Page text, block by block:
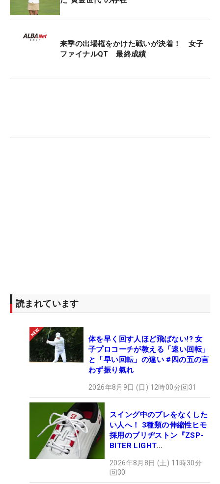
まずな結果となり、3球を入れた女性社員に負ける
けに、怒るかと思いきや「楽しかったです」と満面
の笑み。「交流できて楽しかったですし、こういっ
た機会はなかなかないので嬉しかったです」と、祝
来季の出場権をかけた戦いが決着！ 女子
ファイナルQT 最終成績
読まれています
体を早く回す人ほど飛ばない!? 女
子プロコーチが教える「速い回転」
と「早い回転」の違い #四の五の言
わず振り氣れ
2026年8月9日 (日) 12時00分 31
スイング中のブレをなくした
い人へ！ 3種類の伸縮性ヒモ
採用のブリヂストン『ZSP-
BITER LIGHT
ュー
2026年8月8日 (土) 11時30分
30